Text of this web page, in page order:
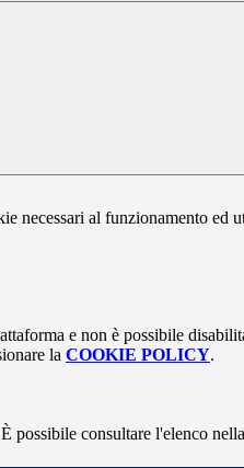
necessari al funzionamento ed
e non è possibile
la COOKIE POLICY.
possibile consultare l'elenco